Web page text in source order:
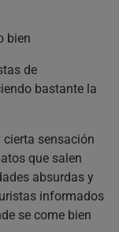
bien
de
bastante la
sensación
que salen
absurdas y
informados
se come bien